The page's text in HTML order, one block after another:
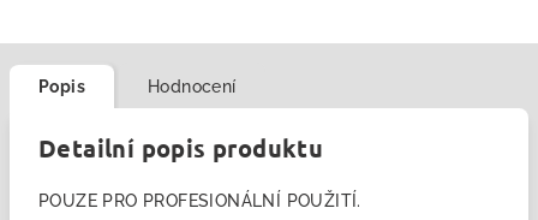
Popis Hodnocení
Detailní popis produktu
POUZE PRO PROFESIONÁLNÍ POUŽITÍ.